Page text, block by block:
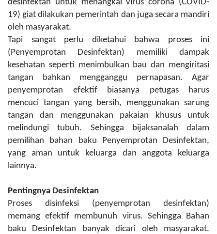
desinfektan untuk menangkal virus corona (COVID-
19) giat dilakukan pemerintah dan juga secara mandiri
oleh masyarakat.
Tapi sangat perlu diketahui bahwa proses ini
(Penyemprotan Desinfektan) memiliki dampak
kesehatan seperti menimbulkan bau dan mengiritasi
tangan bahkan mengganggu pernapasan. Agar
penyemprotan efektif biasanya petugas harus
mencuci tangan yang bersih, menggunakan sarung
tangan dan menggunakan pakaian khusus untuk
melindungi tubuh. Sehingga bijaksanalah dalam
pemilihan bahan baku Penyemprotan Desinfektan,
yang aman untuk keluarga dan anggota keluarga
lainnya.
Pentingnya Desinfektan
Proses disinfeksi (penyemprotan desinfektan)
memang efektif membunuh virus. Sehingga Bahan
baku Desinfektan banyak dicari oleh masyarakat.